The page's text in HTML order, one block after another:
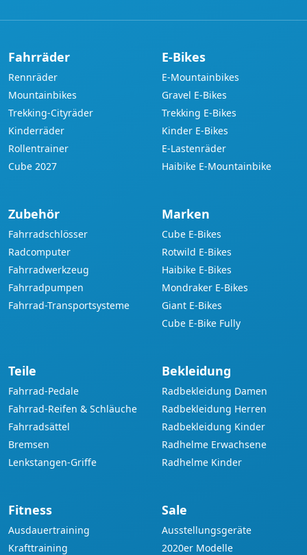
Fahrräder
Rennräder
Mountainbikes
Trekking-Cityräder
Kinderräder
Rollentrainer
Cube 2027
E-Bikes
E-Mountainbikes
Gravel E-Bikes
Trekking E-Bikes
Kinder E-Bikes
E-Lastenräder
Haibike E-Mountainbike
Zubehör
Fahrradschlösser
Radcomputer
Fahrradwerkzeug
Fahrradpumpen
Fahrrad-Transportsysteme
Marken
Cube E-Bikes
Rotwild E-Bikes
Haibike E-Bikes
Mondraker E-Bikes
Giant E-Bikes
Cube E-Bike Fully
Teile
Fahrrad-Pedale
Fahrrad-Reifen & Schläuche
Fahrradsättel
Bremsen
Lenkstangen-Griffe
Bekleidung
Radbekleidung Damen
Radbekleidung Herren
Radbekleidung Kinder
Radhelme Erwachsene
Radhelme Kinder
Fitness
Ausdauertraining
Krafttraining
Sale
Ausstellungsgeräte
2020er Modelle